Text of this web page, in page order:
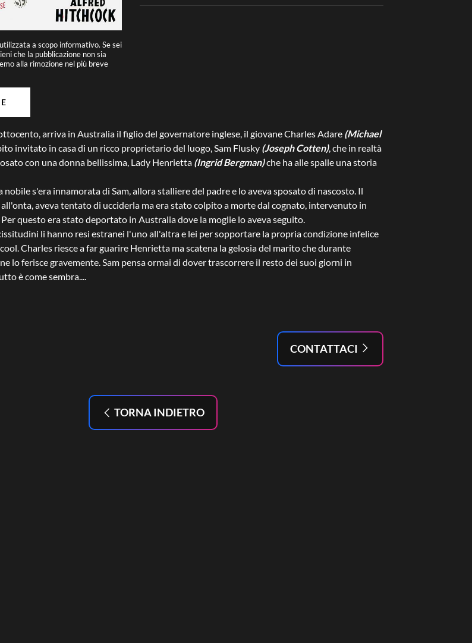
a scopo informativo. Se sei
che la pubblicazione non sia
alla rimozione nel più breve
arriva in Australia il figlio del governatore inglese, il giovane Charles Adare (Michael
invitato in casa di un ricco proprietario del luogo, Sam Flusky (Joseph Cotten), che in realtà
con una donna bellissima, Lady Henrietta (Ingrid Bergman)che ha alle spalle una storia
nobile s'era innamorata di Sam, allora stalliere del padre e lo aveva sposato di nascosto. Il
aveva tentato di ucciderla ma era stato colpito a morte dal cognato, intervenuto in
questo era stato deportato in Australia dove la moglie lo aveva seguito.
li hanno resi estranei l'uno all'altra e lei per sopportare la propria condizione infelice
Charles riesce a far guarire Henrietta ma scatena la gelosia del marito che durante
lo ferisce gravemente. Sam pensa ormai di dover trascorrere il resto dei suoi giorni in
è come sembra....
CONTATTACI
TORNA INDIETRO